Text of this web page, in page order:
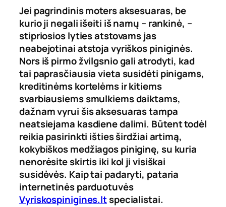
Jei pagrindinis moters aksesuaras, be
kurio ji negali išeiti iš namų – rankinė, –
stipriosios lyties atstovams jas
neabejotinai atstoja vyriškos piniginės.
Nors iš pirmo žvilgsnio gali atrodyti, kad
tai paprasčiausia vieta susidėti pinigams,
kreditinėms kortelėms ir kitiems
svarbiausiems smulkiems daiktams,
dažnam vyrui šis aksesuaras tampa
neatsiejama kasdiene dalimi. Būtent todėl
reikia pasirinkti išties širdžiai artimą,
kokybiškos medžiagos piniginę, su kuria
nenorėsite skirtis iki kol ji visiškai
susidėvės. Kaip tai padaryti, pataria
internetinės parduotuvės
Vyriskospinigines.ltspecialistai.